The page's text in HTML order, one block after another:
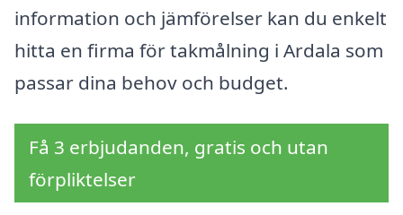
information och jämförelser kan du enkelt
hitta en firma för takmålning i Ardala som
passar dina behov och budget.
Få 3 erbjudanden, gratis och utan
förpliktelser